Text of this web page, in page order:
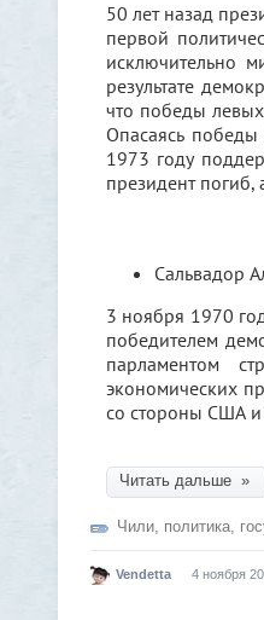
50 лет назад
первой
исключительно
результате
что победы
Опасаясь
1973 году
президент погиб,
Сальвадор
3 ноября 1970
победителем
парламентом
экономических
со стороны США и
Читать дальше »
Чили, политика,
Vendetta 4 ноября